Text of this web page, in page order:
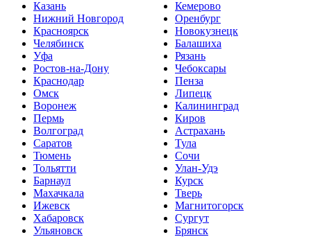
Казань
Нижний Новгород
Красноярск
Челябинск
Уфа
Ростов-на-Дону
Краснодар
Омск
Воронеж
Пермь
Волгоград
Саратов
Тюмень
Тольятти
Барнаул
Махачкала
Ижевск
Хабаровск
Ульяновск
Кемерово
Оренбург
Новокузнецк
Балашиха
Рязань
Чебоксары
Пенза
Липецк
Калининград
Киров
Астрахань
Тула
Сочи
Улан-Удэ
Курск
Тверь
Магнитогорск
Сургут
Брянск